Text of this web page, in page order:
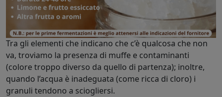
Tra gli elementi che indicano che c’è qualcosa che non
va, troviamo la presenza di muffe e contaminanti
(colore troppo diverso da quello di partenza); inoltre,
quando l’acqua è inadeguata (come ricca di cloro) i
granuli tendono a sciogliersi.